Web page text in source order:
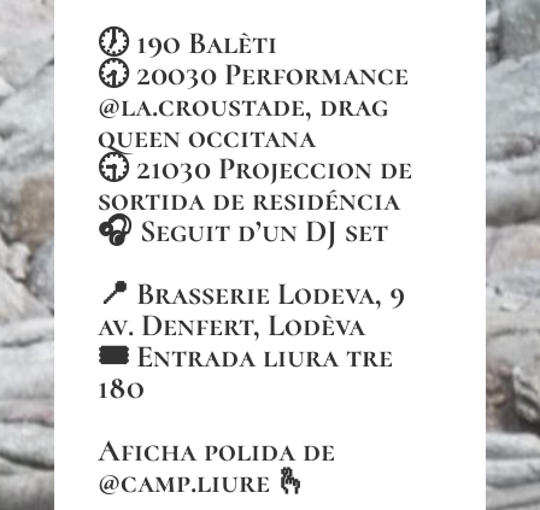
🕖 19o Balèti
🕣 20o30 Performance
@la.croustade, drag
queen occitana
🕤 21o30 Projeccion de
sortida de residéncia
🎧 Seguit d’un DJ set
📍 Brasserie Lodeva, 9
av. Denfert, Lodèva
🎟️ Entrada liura tre
18o
Aficha polida de
@camp.liure 🫰